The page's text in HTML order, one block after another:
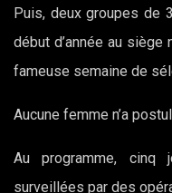
Puis, deux groupes de
début d’année au
fameuse semaine de
Aucune femme n’a
Au programme, cinq
surveillées par des